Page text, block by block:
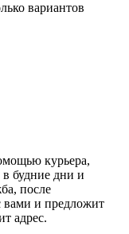
вариантов
курьера,
в будние дни и
после
вами и предложит
адрес.